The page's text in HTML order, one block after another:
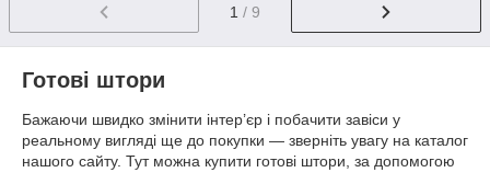
1 / 9
Готові штори
Бажаючи швидко змінити інтер’єр і побачити завіси у
реальному вигляді ще до покупки — зверніть увагу на каталог
нашого сайту. Тут можна купити готові штори, за допомогою